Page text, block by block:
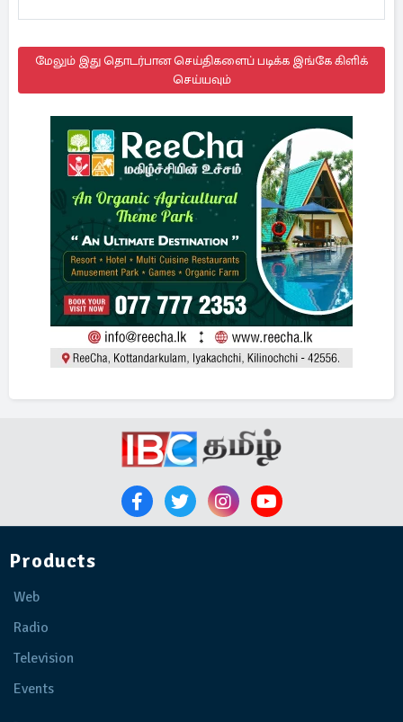
மேலும் இது தொடர்பான செய்திகளைப் படிக்க இங்கே கிளிக்
செய்யவும்
Products
Web
Radio
Television
Events